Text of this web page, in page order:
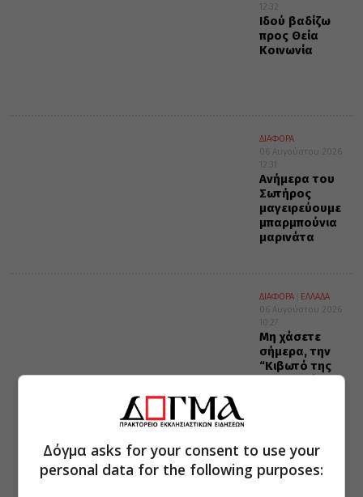
12:32
Ιδού βαδίζω
προς Θεία
Κοινωνία
ΔΙΑΦΟΡΑ
06 Αυγούστου 2026
12:31
Ανήμερα του
Σωτήρος
μαγειρεύουμε
μπαρμπούνια
μαρινάτα
ΔΙΑΦΟΡΑ
ΕΛΛΑΔΑ
06 Αυγούστου 2026
10:27
Μη χάσετε
σήμερα, την
“Κιβωτό της
Ορθοδοξίας”,
Δόγμα asks for your consent to use your
personal data for the following purposes: